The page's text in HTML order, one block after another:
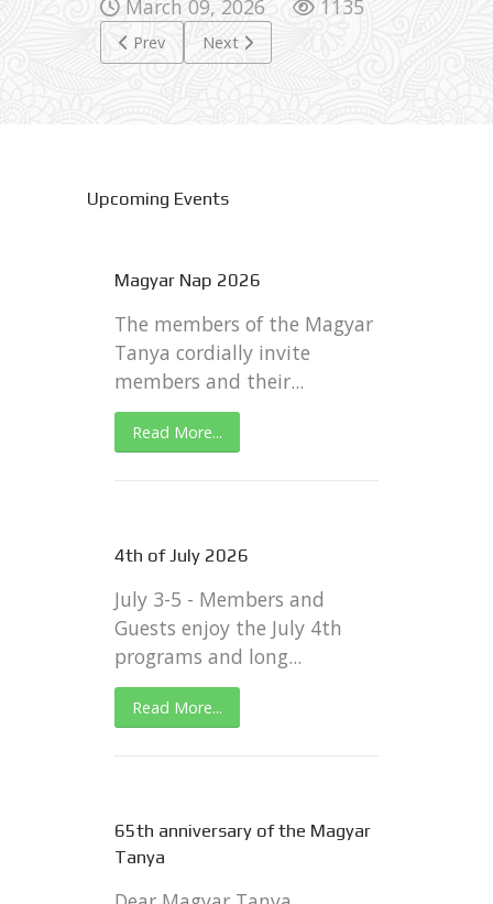
March 09, 2026 1135
Previous article: 65th anniversary of the Magyar
Prev Next article: Easter / Husvet
Next
Upcoming Events
Magyar Nap 2026
The members of the Magyar
Tanya cordially invite
members and their...
Read More...
4th of July 2026
July 3-5 - Members and
Guests enjoy the July 4th
programs and long...
Read More...
65th anniversary of the Magyar
Tanya